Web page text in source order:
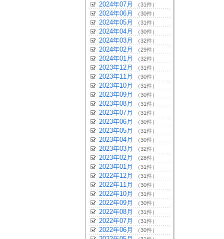
2024年07月 （31件）
2024年06月 （30件）
2024年05月 （31件）
2024年04月 （30件）
2024年03月 （32件）
2024年02月 （29件）
2024年01月 （32件）
2023年12月 （31件）
2023年11月 （30件）
2023年10月 （31件）
2023年09月 （30件）
2023年08月 （31件）
2023年07月 （31件）
2023年06月 （30件）
2023年05月 （31件）
2023年04月 （30件）
2023年03月 （32件）
2023年02月 （28件）
2023年01月 （31件）
2022年12月 （31件）
2022年11月 （30件）
2022年10月 （31件）
2022年09月 （30件）
2022年08月 （31件）
2022年07月 （31件）
2022年06月 （30件）